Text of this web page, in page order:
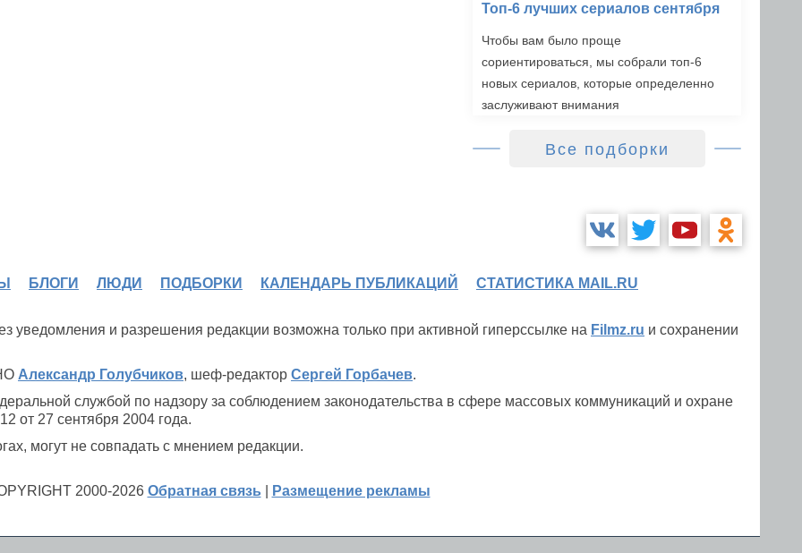
Топ-6 лучших сериалов сентября
Чтобы вам было проще
сориентироваться, мы собрали топ-6
новых сериалов, которые определенно
заслуживают внимания
Все подборки
БЛОГИ ЛЮДИ ПОДБОРКИ КАЛЕНДАРЬ ПУБЛИКАЦИЙ СТАТИСТИКА MAIL.RU
уведомления и разрешения редакции возможна только при активной гиперссылке на Filmz.ru и сохранении
Александр Голубчиков, шеф-редактор Сергей Горбачев.
службой по надзору за соблюдением законодательства в сфере массовых коммуникаций и охране
от 27 сентября 2004 года.
могут не совпадать с мнением редакции.
2000-2026 Обратная связь Размещение рекламы